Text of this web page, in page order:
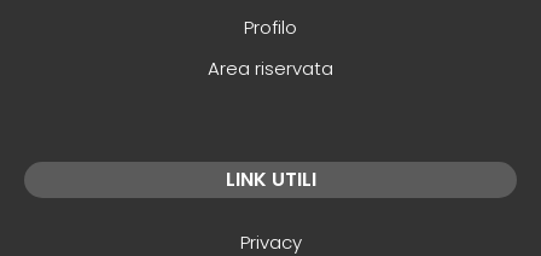
Profilo
Area riservata
LINK UTILI
Privacy